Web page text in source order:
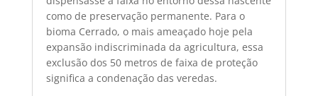
como de preservação permanente. Para o
bioma Cerrado, o mais ameaçado hoje pela
expansão indiscriminada da agricultura, essa
exclusão dos 50 metros de faixa de proteção
significa a condenação das veredas.